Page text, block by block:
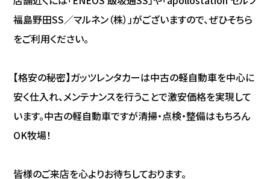
福島野田SS／マルネン（株）」がございますので、ぜひそちら
をご利用ください。
【格安の秘密】ガッツレンタカーは中古の軽自動車を中心に
安く仕入れ、メンテナンスを行うことで激安価格を実現して
います。中古の軽自動車ですが清掃・点検・整備はもちろん
OK牧場！
皆様のご来店を心よりお待ちしております。